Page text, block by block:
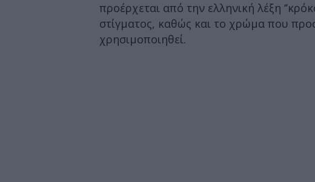
προέρχεται από την ελληνική λέξη
στίγματος, καθώς και το χρώμα που
χρησιμοποιηθεί.